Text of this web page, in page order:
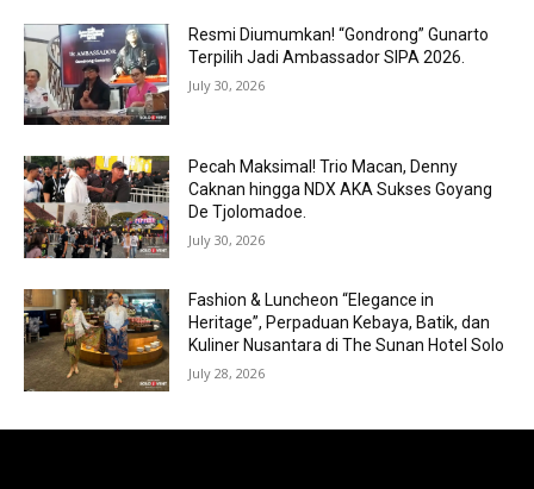
Resmi Diumumkan! “Gondrong” Gunarto
Terpilih Jadi Ambassador SIPA 2026.
July 30, 2026
Pecah Maksimal! Trio Macan, Denny
Caknan hingga NDX AKA Sukses Goyang
De Tjolomadoe.
July 30, 2026
Fashion & Luncheon “Elegance in
Heritage”, Perpaduan Kebaya, Batik, dan
Kuliner Nusantara di The Sunan Hotel Solo
July 28, 2026